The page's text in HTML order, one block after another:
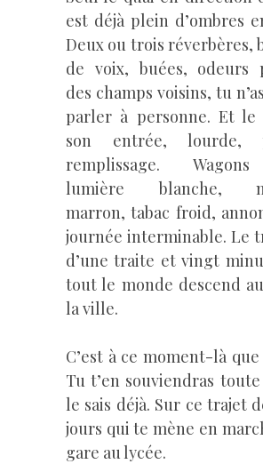
est déjà plein d’ombres
Deux ou trois réverbères,
de voix, buées, odeurs
des champs voisins, tu
parler à personne. Et
son entrée, lourde,
remplissage.
lumière blanche,
marron, tabac froid,
journée interminable. Le
d’une traite et vingt
tout le monde descend
la ville.
C’est à ce moment-là
Tu t’en souviendras
le sais déjà. Sur ce trajet
jours qui te mène en
gare au lycée.